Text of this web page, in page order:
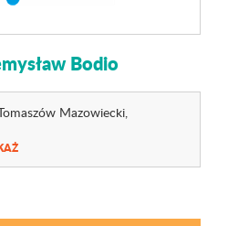
Bodio
Mazowiecki,